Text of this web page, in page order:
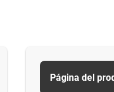
Página del